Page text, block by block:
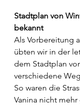
Stadtplan von
bekannt
Als Vorbereitung
übten wir in der
dem Stadtplan
verschiedene
So waren die
Vanina nicht mehr